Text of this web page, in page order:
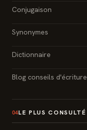
Conjugaison
Synonymes
Dictionnaire
Blog conseils d'écriture
04LE PLUS CONSULTÉ